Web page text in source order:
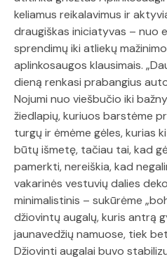
keliamus reikalavimus ir
draugiškas iniciatyvas – nuo
sprendimų iki atliekų
aplinkosaugos klausimais.
dieną renkasi prabangius
Nojumi nuo viešbučio iki
žiedlapių, kuriuos barstėme
turgų ir ėmėme gėles, kurias
būtų išmetę, tačiau tai, kad
pamerkti, nereiškia, kad
vakarinės vestuvių dalies
minimalistinis – sukūrėme
džiovintų augalų, kuris antrą
jaunavedžių namuose, tiek
Džiovinti augalai buvo